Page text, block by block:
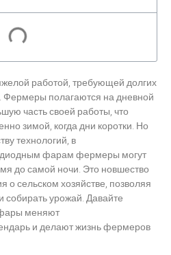
работой, требующей долгих
Фермеры полагаются на дневной
часть своей работы, что
зимой, когда дни коротки. Но
технологий, в
фарам фермеры могут
до самой ночи. Это новшество
о сельском хозяйстве, позволяя
урожай. Давайте
меняют
и делают жизнь фермеров